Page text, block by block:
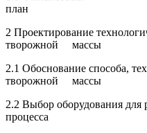
2 Проектирование
творожной массы
2.1 Обоснование способа,
творожной массы
2.2 Выбор оборудования для
процесса